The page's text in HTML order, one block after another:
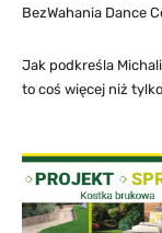
BezWahania Dance
Jak podkreśla
to coś więcej niż